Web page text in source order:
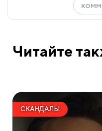
Читайте
СКАНДАЛЫ